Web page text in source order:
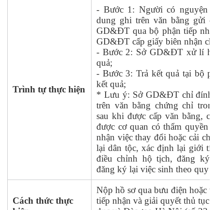
Trình tự thực hiện
- Bước 1: Người có nguyện
dung ghi trên văn bằng gửi
GD&ĐT qua bộ phận tiếp
GD&ĐT cấp giấy biên nhận
- Bước 2: Sở GD&ĐT xử lí hồ
quả;
- Bước 3: Trả kết quả tại bộ
kết quả;
* Lưu ý: Sở GD&ĐT chỉ đính
trên văn bằng chứng chỉ
sau khi được cấp văn bằng,
được cơ quan có thẩm quyền
nhận việc thay đổi hoặc cải
lại dân tộc, xác định lại giới
điều chỉnh hộ tịch, đăng ký
đăng ký lại việc sinh theo quy
Cách thức thực
Nộp hồ sơ qua bưu điện hoặc
tiếp nhận và giải quyết thủ tục